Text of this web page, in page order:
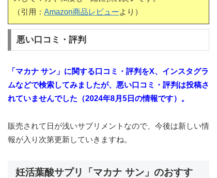
（引用： Amazon商品レビューより）
悪い口コミ・評判
「マカナ サン」に関する口コミ・評判をX、インスタグラ
ムなどで検索してみましたが、悪い口コミ・評判は投稿さ
れていませんでした（2024年8月5日の情報です）。
販売されて日が浅いサプリメントなので、今後は新しい情
報が入り次第更新していきますね。
妊活葉酸サプリ「マカナ サン」のおすす